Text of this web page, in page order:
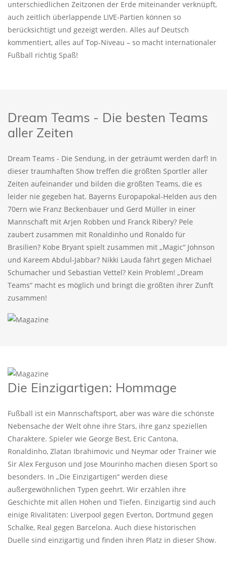
unterschiedlichen Zeitzonen der Erde miteinander verknüpft,
auch zeitlich überlappende LIVE-Partien können so
berücksichtigt und gezeigt werden. Alles auf Deutsch
kommentiert, alles auf Top-Niveau – so macht internationaler
Fußball richtig Spaß!
Dream Teams - Die besten Teams
aller Zeiten
Dream Teams - Die Sendung, in der geträumt werden darf! In
dieser traumhaften Show treffen die größten Sportler aller
Zeiten aufeinander und bilden die größten Teams, die es
leider nie gegeben hat. Bayerns Europapokal-Helden aus den
70ern wie Franz Beckenbauer und Gerd Müller in einer
Mannschaft mit Arjen Robben und Franck Ribery? Pele
zaubert zusammen mit Ronaldinho und Ronaldo für
Brasilien? Kobe Bryant spielt zusammen mit „Magic“ Johnson
und Kareem Abdul-Jabbar? Nikki Lauda fährt gegen Michael
Schumacher und Sebastian Vettel? Kein Problem! „Dream
Teams“ macht es möglich und bringt die größten ihrer Zunft
zusammen!
Die Einzigartigen: Hommage
Fußball ist ein Mannschaftsport, aber was wäre die schönste
Nebensache der Welt ohne ihre Stars, ihre ganz speziellen
Charaktere. Spieler wie George Best, Eric Cantona,
Ronaldinho, Zlatan Ibrahimovic und Neymar oder Trainer wie
Sir Alex Ferguson und Jose Mourinho machen diesen Sport so
besonders. In „Die Einzigartigen“ werden diese
außergewöhnlichen Typen geehrt. Wir erzählen ihre
Geschichte mit allen Höhen und Tiefen. Einzigartig sind auch
einige Rivalitäten: Liverpool gegen Everton, Dortmund gegen
Schalke, Real gegen Barcelona. Auch diese historischen
Duelle sind einzigartig und finden ihren Platz in dieser Show.